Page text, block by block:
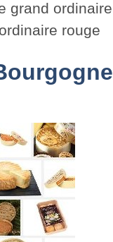
grand ordinaire
rouge